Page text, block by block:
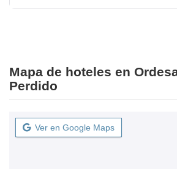
Mapa de hoteles en
Perdido
Ver en Google Maps